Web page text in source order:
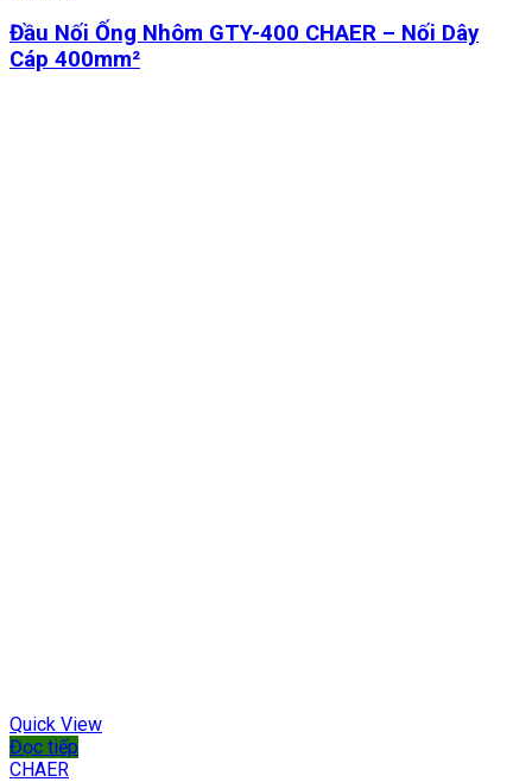
Đầu Nối Ống Nhôm GTY-400 CHAER – Nối Dây
Cáp 400mm²
Quick View
Đọc tiếp
CHAER